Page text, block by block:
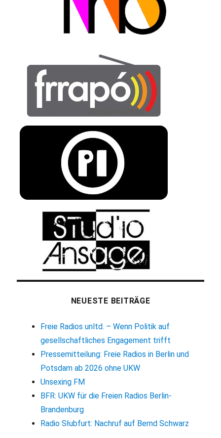
NEUESTE BEITRÄGE
Freie Radios unltd. – Wenn Politik auf
gesellschaftliches Engagement trifft
Pressemitteilung: Freie Radios in Berlin und
Potsdam ab 2026 ohne UKW
Unsexing FM
BFR: UKW für die Freien Radios Berlin-
Brandenburg
Radio Słubfurt: Nachruf auf Bernd Schwarz